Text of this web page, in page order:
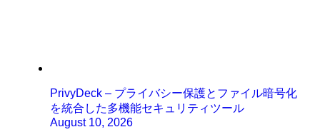
PrivyDeck – プライバシー保護とファイル暗号化
を統合した多機能セキュリティツール
August 10, 2026